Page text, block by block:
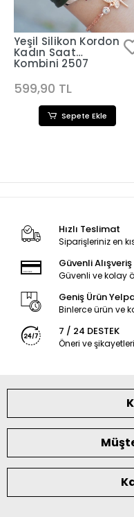
Yeşil Silikon Kordon
Kadın Saat
Kombini 2507
599,90 TL
Sepete Ekle
Hızlı Teslimat
Siparişleriniz en
Güvenli Alışveriş
Güvenli ve kolay
Geniş Ürün
Binlerce ürün ve
7 / 24 DESTEK
Öneri ve